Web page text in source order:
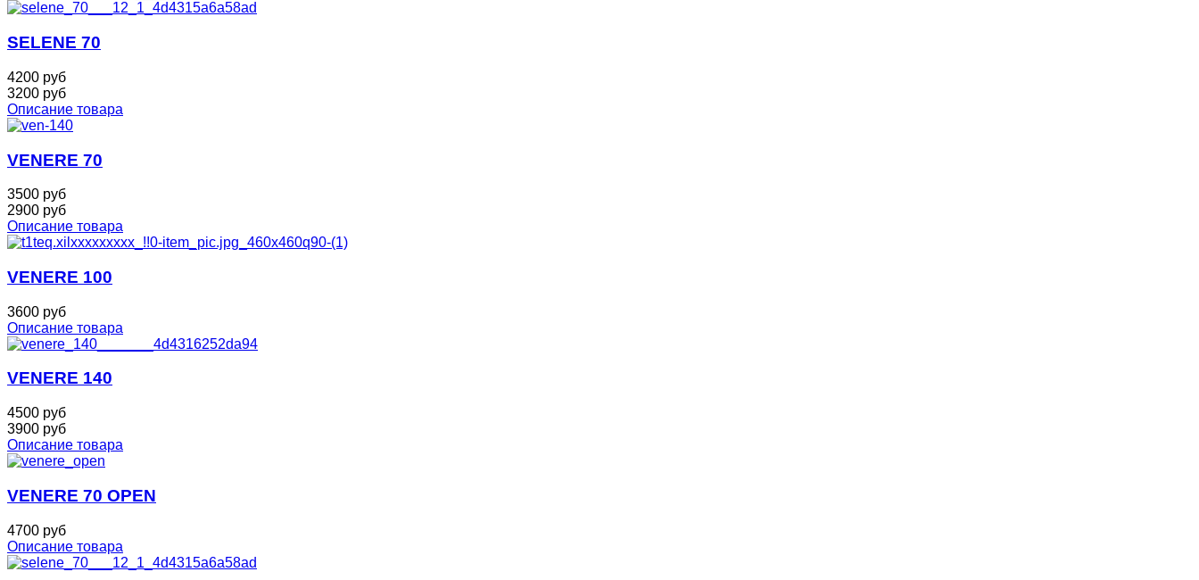
SELENE 70
4200 руб
3200 руб
Описание товара
VENERE 70
3500 руб
2900 руб
Описание товара
VENERE 100
3600 руб
Описание товара
VENERE 140
4500 руб
3900 руб
Описание товара
VENERE 70 OPEN
4700 руб
Описание товара